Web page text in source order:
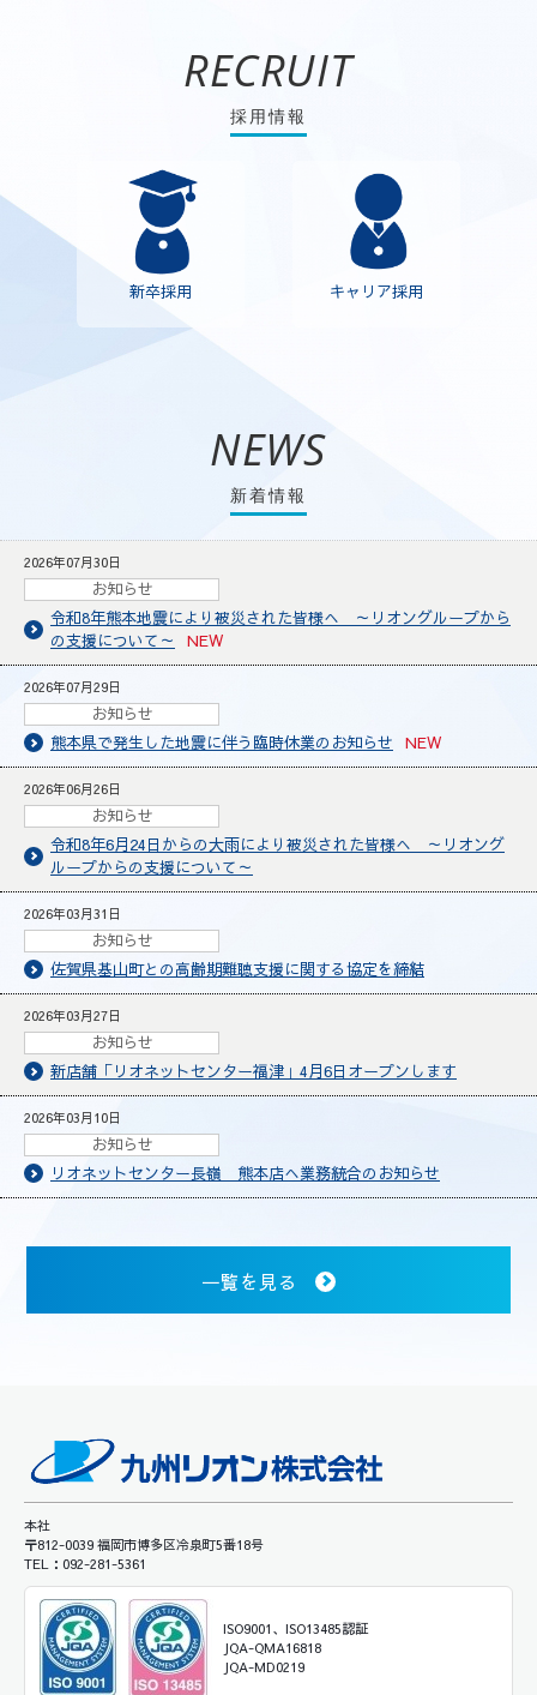
RECRUIT
採用情報
新卒採用 キャリア採用
NEWS
新着情報
2026年07月30日
お知らせ
令和8年熊本地震により被災された皆様へ ～リオングループから
の支援について～
NEW
2026年07月29日
お知らせ
熊本県で発生した地震に伴う臨時休業のお知らせ
NEW
2026年06月26日
お知らせ
令和8年6月24日からの大雨により被災された皆様へ ～リオング
ループからの支援について～
2026年03月31日
お知らせ
佐賀県基山町との高齢期難聴支援に関する協定を締結
2026年03月27日
お知らせ
新店舗「リオネットセンター福津」4月6日オープンします
2026年03月10日
お知らせ
リオネットセンター長嶺 熊本店へ業務統合のお知らせ
一覧を見る
本社
〒812-0039 福岡市博多区冷泉町5番18号
TEL：092-281-5361
ISO9001、ISO13485認証
JQA-QMA16818
JQA-MD0219